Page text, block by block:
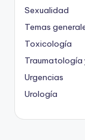
Sexualidad
Temas
Toxicología
Urgencias
Urología